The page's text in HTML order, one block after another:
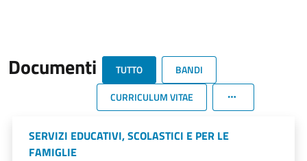
Documenti TUTTO
BANDI
CURRICULUM VITAE
SERVIZI EDUCATIVI, SCOLASTICI E PER LE
FAMIGLIE